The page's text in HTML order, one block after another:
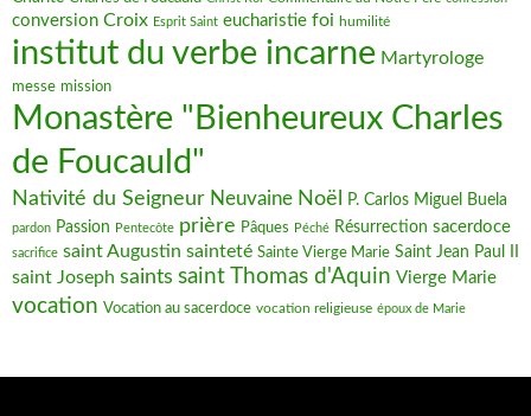
conversion Croix Esprit Saint eucharistie foi humilité
institut du verbe incarne Martyrologe
messe mission
Monastère "Bienheureux Charles
de Foucauld"
Nativité du Seigneur Neuvaine Noël P. Carlos Miguel Buela
pardon Passion Pentecôte prière Pâques Péché Résurrection sacerdoce
sacrifice saint Augustin sainteté Sainte Vierge Marie Saint Jean Paul II
saint Joseph saints saint Thomas d'Aquin Vierge Marie
vocation Vocation au sacerdoce vocation religieuse époux de Marie